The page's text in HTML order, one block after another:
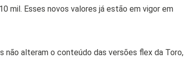
mil. Esses novos valores já estão em vigor em
não alteram o conteúdo das versões flex da Toro,